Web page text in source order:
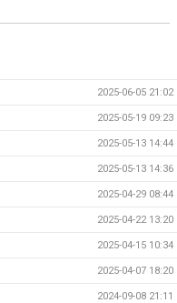
2025-06-05 21:02
2025-05-19 09:23
2025-05-13 14:44
2025-05-13 14:36
2025-04-29 08:44
2025-04-22 13:20
2025-04-15 10:34
2025-04-07 18:20
2024-09-08 21:11